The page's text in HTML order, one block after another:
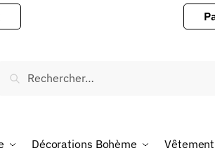
Décorations Bohème